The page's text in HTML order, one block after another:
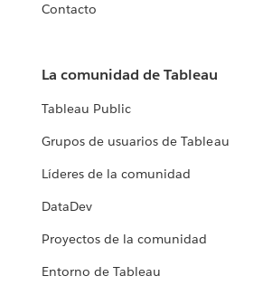
Contacto
La comunidad de Tableau
Tableau Public
Grupos de usuarios de Tableau
Líderes de la comunidad
DataDev
Proyectos de la comunidad
Entorno de Tableau